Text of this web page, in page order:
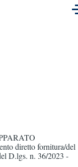
diretto fornitura/del
D.lgs. n. 36/2023 -